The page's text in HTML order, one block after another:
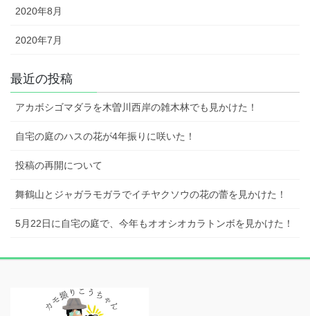
2020年8月
2020年7月
最近の投稿
アカボシゴマダラを木曽川西岸の雑木林でも見かけた！
自宅の庭のハスの花が4年振りに咲いた！
投稿の再開について
舞鶴山とジャガラモガラでイチヤクソウの花の蕾を見かけた！
5月22日に自宅の庭で、今年もオオシオカラトンボを見かけた！